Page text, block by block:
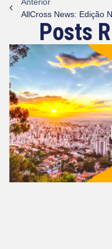
Posts